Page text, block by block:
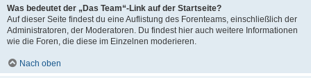
Was bedeutet der „Das Team“-Link auf der Startseite?
Auf dieser Seite findest du eine Auflistung des Forenteams, einschließlich der
Administratoren, der Moderatoren. Du findest hier auch weitere Informationen
wie die Foren, die diese im Einzelnen moderieren.
Nach oben